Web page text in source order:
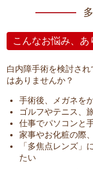
こんなお悩み、あ
白内障手術を検討さ
はありませんか？
手術後、メガネを
ゴルフやテニス、
仕事でパソコンと
家事やお化粧の際
「多焦点レンズ」
たい